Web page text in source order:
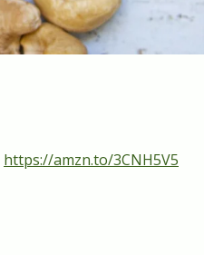
https://amzn.to/3CNH5V5